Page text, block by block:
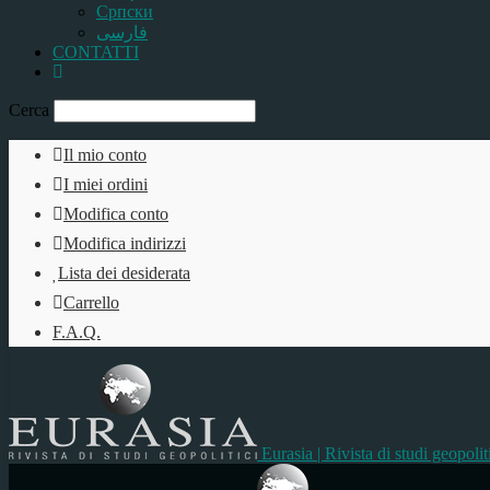
Српски
فارسی
CONTATTI
Cerca
Il mio conto
I miei ordini
Modifica conto
Modifica indirizzi
Lista dei desiderata
Carrello
F.A.Q.
Eurasia | Rivista di studi